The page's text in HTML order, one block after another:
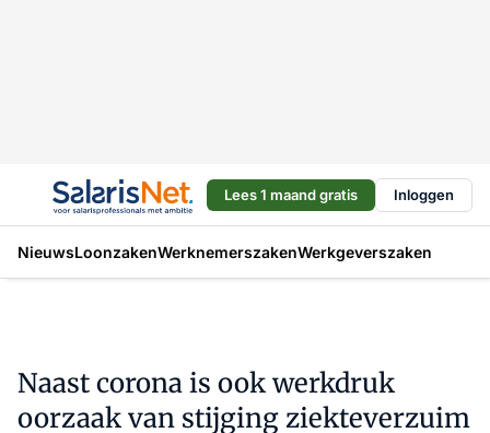
Lees 1 maand gratis Inloggen
NieuwsLoonzakenWerknemerszakenWerkgeverszaken
Naast corona is ook werkdruk
oorzaak van stijging ziekteverzuim